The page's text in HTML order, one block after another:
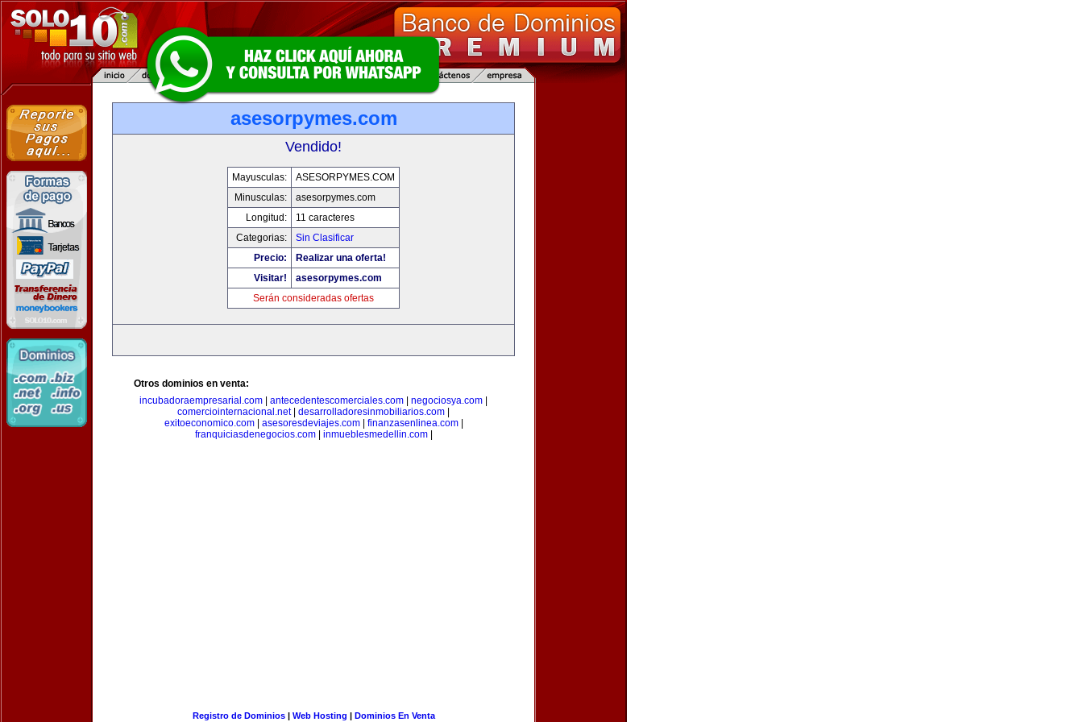
asesorpymes.com
Vendido!
Mayusculas:
ASESORPYMES.COM
Minusculas:
asesorpymes.com
Longitud:
11 caracteres
Categorias:
Sin Clasificar
Precio:
Realizar una oferta!
Visitar!
asesorpymes.com
Serán consideradas ofertas
Otros dominios en venta:
incubadoraempresarial.com
antecedentescomerciales.com negociosya.com
comerciointernacional.net| desarrolladoresinmobiliarios.com
exitoeconomico.com| asesoresdeviajes.com| finanzasenlinea.com|
franquiciasdenegocios.com| inmueblesmedellin.com|
Registro de Dominios| Web Hosting | Dominios En Venta